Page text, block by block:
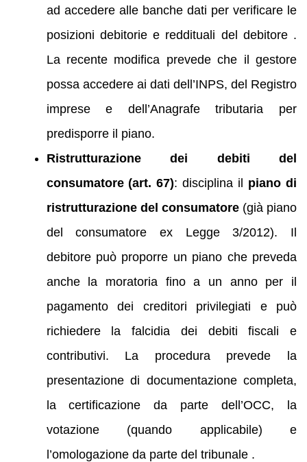
ad accedere alle banche dati per verificare le
posizioni debitorie e reddituali del debitore .
La recente modifica prevede che il gestore
possa accedere ai dati dell’INPS, del Registro
imprese e dell’Anagrafe tributaria per
predisporre il piano.
Ristrutturazione dei debiti del
consumatore (art. 67): disciplina il piano di
ristrutturazione del consumatore(già piano
del consumatore ex Legge 3/2012). Il
debitore può proporre un piano che preveda
anche la moratoria fino a un anno per il
pagamento dei creditori privilegiati e può
richiedere la falcidia dei debiti fiscali e
contributivi. La procedura prevede la
presentazione di documentazione completa,
la certificazione da parte dell’OCC, la
votazione (quando applicabile) e
l’omologazione da parte del tribunale .